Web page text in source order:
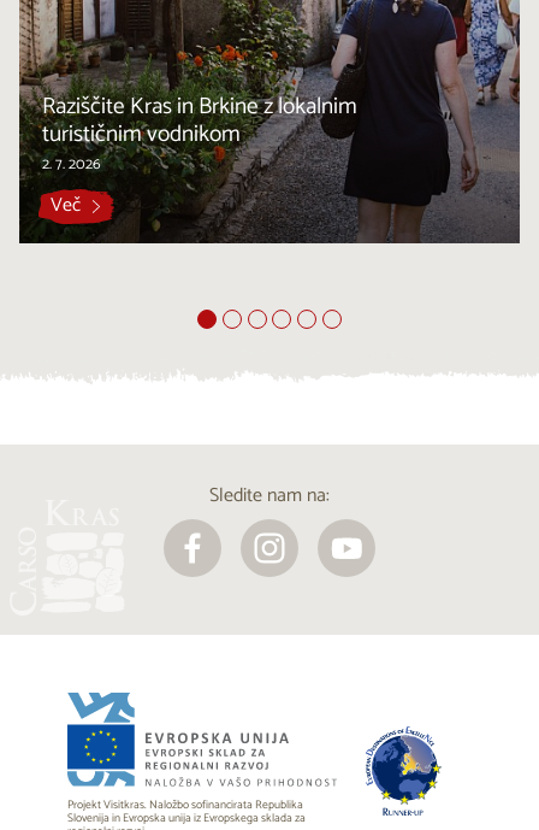
Raziščite Kras in Brkine z lokalnim
turističnim vodnikom
2. 7. 2026
Več
Sledite nam na:
Projekt Visitkras. Naložbo sofinancirata Republika
Slovenija in Evropska unija iz Evropskega sklada za